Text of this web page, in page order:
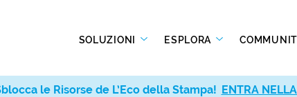
SOLUZIONI ESPLORA
le Risorse de L’Eco della Stampa! ENTRA